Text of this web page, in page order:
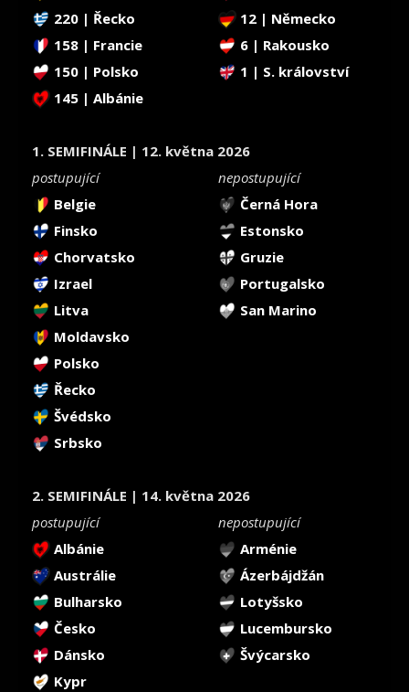
220 | Řecko
12 | Německo
158 | Francie
6 | Rakousko
150 | Polsko
1 | S. království
145 | Albánie
1. SEMIFINÁLE | 12. května 2026
postupující
nepostupující
Belgie
Černá Hora
Finsko
Estonsko
Chorvatsko
Gruzie
Izrael
Portugalsko
Litva
San Marino
Moldavsko
Polsko
Řecko
Švédsko
Srbsko
2. SEMIFINÁLE | 14. května 2026
postupující
nepostupující
Albánie
Arménie
Austrálie
Ázerbájdžán
Bulharsko
Lotyšsko
Česko
Lucembursko
Dánsko
Švýcarsko
Kypr